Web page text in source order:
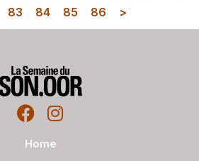
83 84 85 86 >
Home